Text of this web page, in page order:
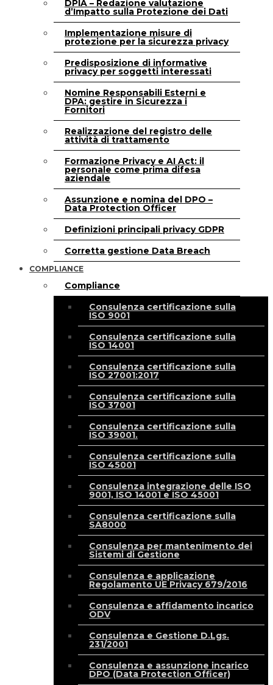
DPIA – Redazione valutazione
d’Impatto sulla Protezione dei Dati
Implementazione misure di
protezione per la sicurezza privacy
Predisposizione di informative
privacy per soggetti interessati
Nomine Responsabili Esterni e
DPA: gestire in Sicurezza i
Fornitori
Realizzazione del registro delle
attività di trattamento
Formazione Privacy e AI Act: il
personale come prima difesa
aziendale
Assunzione e nomina del DPO –
Data Protection Officer
Definizioni principali privacy GDPR
Corretta gestione Data Breach
COMPLIANCE
Compliance
Consulenza certificazione sulla
ISO 9001
Consulenza certificazione sulla
ISO 14001
Consulenza certificazione sulla
ISO 27001:2017
Consulenza certificazione sulla
ISO 37001
Consulenza certificazione sulla
ISO 39001.
Consulenza certificazione sulla
ISO 45001
Consulenza integrazione delle ISO
9001, ISO 14001 e ISO 45001
Consulenza certificazione sulla
SA8000
Consulenza per mantenimento dei
Sistemi di Gestione
Consulenza e applicazione
Regolamento UE Privacy 679/2016
Consulenza e affidamento incarico
ODV
Consulenza e Gestione D.Lgs.
231/2001
Consulenza e assunzione incarico
DPO (Data Protection Officer)